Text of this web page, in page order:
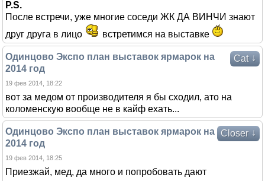
P.S.
После встречи, уже многие соседи ЖК ДА ВИНЧИ знают
друг друга в лицо
встретимся на выставке
Cat ↓
Одинцово Экспо план выставок ярмарок на
2014 год
19 фев 2014, 18:22
вот за медом от производителя я бы сходил, ато на
коломенскую вообще не в кайф ехать...
Closer ↓
Одинцово Экспо план выставок ярмарок на
2014 год
19 фев 2014, 18:25
Приезжай, мед, да много и попробовать дают